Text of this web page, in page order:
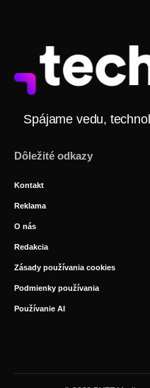
Spájame vedu,
Dôležité odkazy
Kontakt
Reklama
O nás
Redakcia
Zásady používania cookies
Podmienky používania
Používanie AI